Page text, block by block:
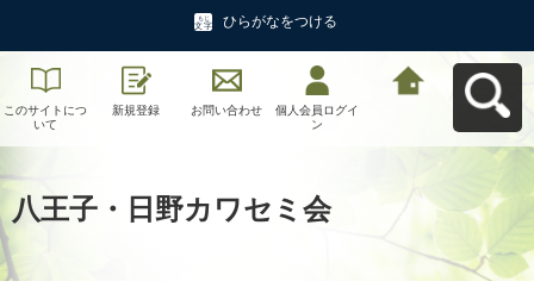
ひらがなをつける
このサイトにつ
いて
新規登録 お問い合わせ
個人会員ログイ
ン
八王子・日野カワセミ会